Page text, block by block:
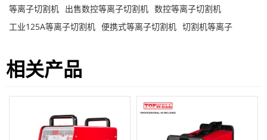
等离子切割机 出售数控等离子切割机 数控等离子切割机
工业125A等离子切割机 便携式等离子切割机 切割机等离子
相关产品